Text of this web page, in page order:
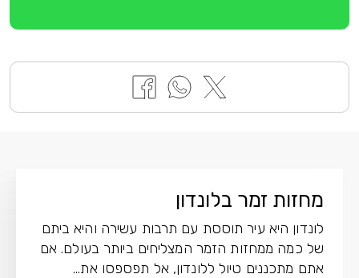
מחזות זמר בלונדון
לונדון היא עיר תוססת עם תרבות עשירה והיא ביתם
של כמה ממחזות הזמר המצליחים ביותר בעולם. אם
אתם מתכננים טיול ללונדון, אל תפספסו את...